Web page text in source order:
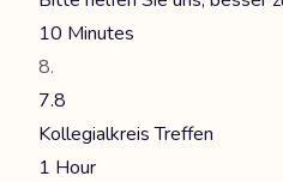
10 Minutes
7.8
Kollegialkreis Treffen
1 Hour